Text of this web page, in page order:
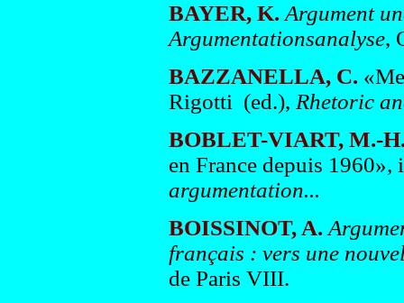
BAYER, K. Argument
Argumentationsanalyse,
BAZZANELLA, C.
Rigotti (ed.), Rhetoric
BOBLET-VIART, M.-
en France depuis
argumentation...
BOISSINOT, A.
français : vers une
de Paris VIII.